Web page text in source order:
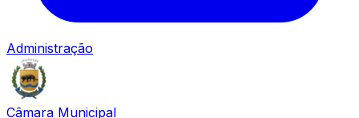
Administração
Câmara Municipal